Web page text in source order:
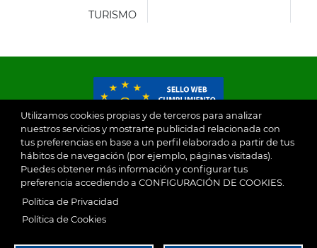
Utilizamos cookies propias y de terceros para analizar
nuestros servicios y mostrarte publicidad relacionada con
tus preferencias en base a un perfil elaborado a partir de tus
hábitos de navegación (por ejemplo, páginas visitadas).
Puedes obtener más información y configurar tus
preferencia accediendo a CONFIGURACIÓN DE COOKIES.
Política de Privacidad
Política de Cookies
TURISMO
© 2026
Ayuntamiento de Villaseca de la Sagra Aviso Legal